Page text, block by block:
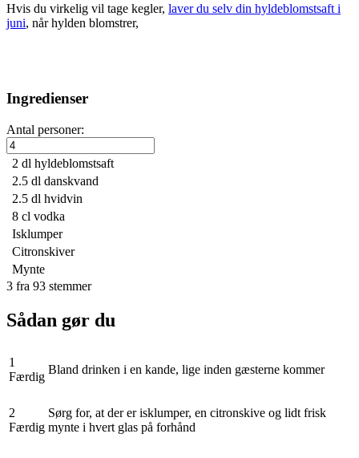
Hvis du virkelig vil tage kegler, laver du selv din hyldeblomstsaft i
juni, når hylden blomstrer,
Ingredienser
Antal personer:
2 dl hyldeblomstsaft
2.5 dl danskvand
2.5 dl hvidvin
8 cl vodka
Isklumper
Citronskiver
Mynte
3 fra 93 stemmer
Sådan gør du
1
Færdig
Bland drinken i en kande, lige inden gæsterne kommer
2
Færdig
Sørg for, at der er isklumper, en citronskive og lidt frisk
mynte i hvert glas på forhånd